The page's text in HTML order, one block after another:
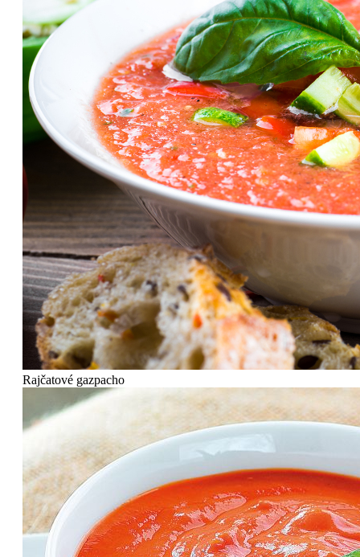
Rajčatové gazpacho